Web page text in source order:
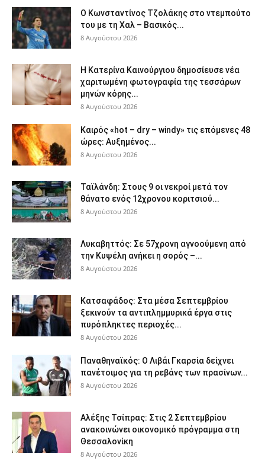
Ο Κωνσταντίνος Τζολάκης στο ντεμπούτο
του με τη Χαλ – Βασικός...
8 Αυγούστου 2026
Η Κατερίνα Καινούργιου δημοσίευσε νέα
χαριτωμένη φωτογραφία της τεσσάρων
μηνών κόρης...
8 Αυγούστου 2026
Καιρός «hot – dry – windy» τις επόμενες 48
ώρες: Αυξημένος...
8 Αυγούστου 2026
Ταϊλάνδη: Στους 9 οι νεκροί μετά τον
θάνατο ενός 12χρονου κοριτσιού...
8 Αυγούστου 2026
Λυκαβηττός: Σε 57χρονη αγνοούμενη από
την Κυψέλη ανήκει η σορός –...
8 Αυγούστου 2026
Κατσαφάδος: Στα μέσα Σεπτεμβρίου
ξεκινούν τα αντιπλημμυρικά έργα στις
πυρόπληκτες περιοχές...
8 Αυγούστου 2026
Παναθηναϊκός: Ο Λιβάι Γκαρσία δείχνει
πανέτοιμος για τη ρεβάνς των πρασίνων...
8 Αυγούστου 2026
Αλέξης Τσίπρας: Στις 2 Σεπτεμβρίου
ανακοινώνει οικονομικό πρόγραμμα στη
Θεσσαλονίκη
8 Αυγούστου 2026